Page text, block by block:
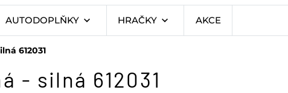
AUTODOPLŇKY HRAČKY AKCE
612031
- silná 612031